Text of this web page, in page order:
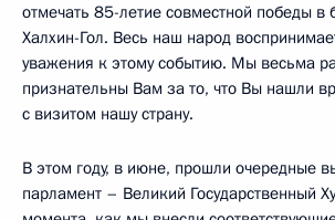
отмечать 85-летие совместной победы в
Халхин-Гол. Весь наш народ
уважения к этому событию. Мы весьма
признательны Вам за то, что Вы нашли
с визитом нашу страну.
В этом году, в июне, прошли очередные
парламент – Великий Государственный